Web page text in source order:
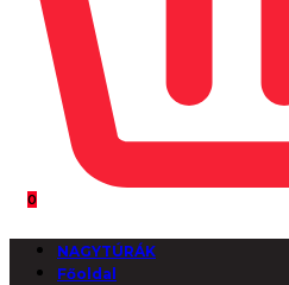
0
NAGYTÚRÁK
Főoldal